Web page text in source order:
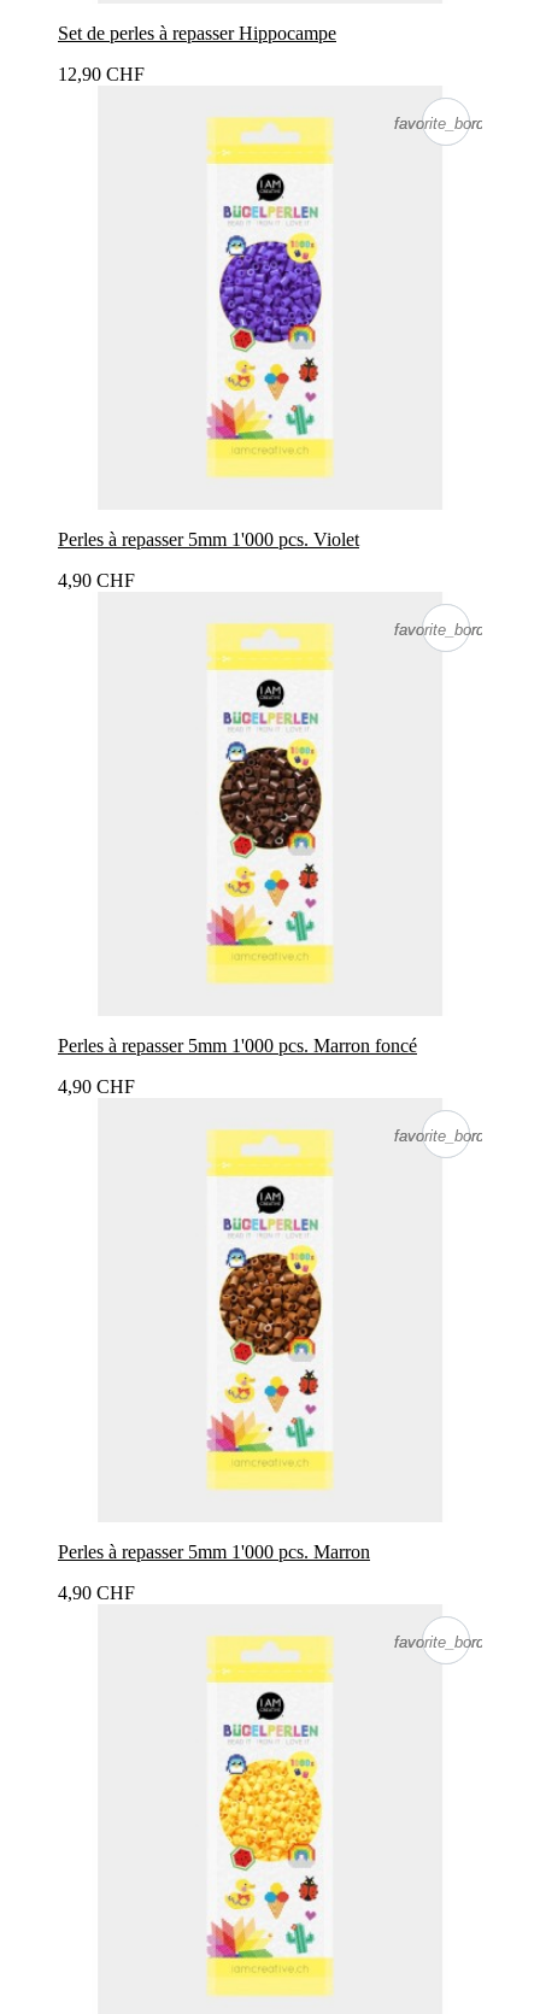
Set de perles à repasser Hippocampe
12,90 CHF
favorite_border
favorite_border
Perles à repasser 5mm 1'000 pcs. Violet
4,90 CHF
favorite_border
favorite_border
Perles à repasser 5mm 1'000 pcs. Marron foncé
4,90 CHF
favorite_border
favorite_border
Perles à repasser 5mm 1'000 pcs. Marron
4,90 CHF
favorite_border
favorite_border